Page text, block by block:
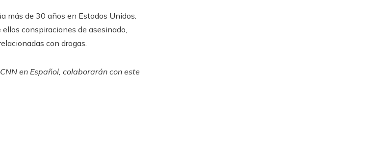
más de 30 años en Estados Unidos.
conspiraciones de asesinado,
con drogas.
en Español, colaborarán con este